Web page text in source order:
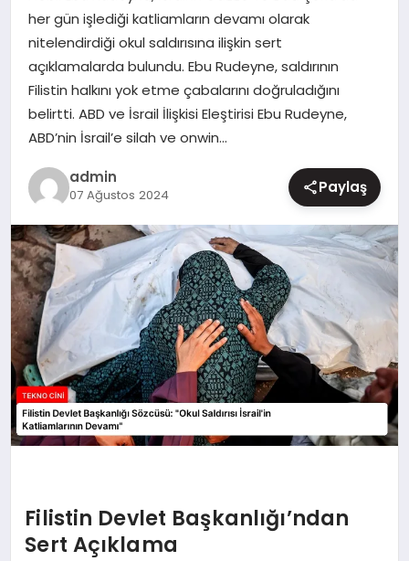
her gün işlediği katliamların devamı olarak
nitelendirdiği okul saldırısına ilişkin sert
açıklamalarda bulundu. Ebu Rudeyne, saldırının
Filistin halkını yok etme çabalarını doğruladığını
belirtti. ABD ve İsrail İlişkisi Eleştirisi Ebu Rudeyne,
ABD’nin İsrail’e silah ve onwin…
admin
07 Ağustos 2024 Paylaş
Filistin Devlet Başkanlığı’ndan
Sert Açıklama